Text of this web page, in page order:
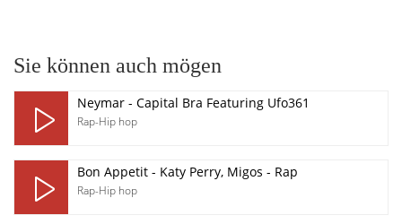
Sie können auch mögen
Neymar - Capital Bra Featuring Ufo361
Rap-Hip hop
Bon Appetit - Katy Perry, Migos - Rap
Rap-Hip hop